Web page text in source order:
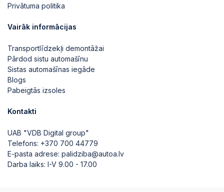
Privātuma politika
Vairāk informācijas
Transportlīdzekļi demontāžai
Pārdod sistu automašīnu
Sistas automašīnas iegāde
Blogs
Pabeigtās izsoles
Kontakti
UAB "VDB Digital group"
Telefons: +370 700 44779
E-pasta adrese: palidziba@autoa.lv
Darba laiks: I-V 9.00 - 17.00